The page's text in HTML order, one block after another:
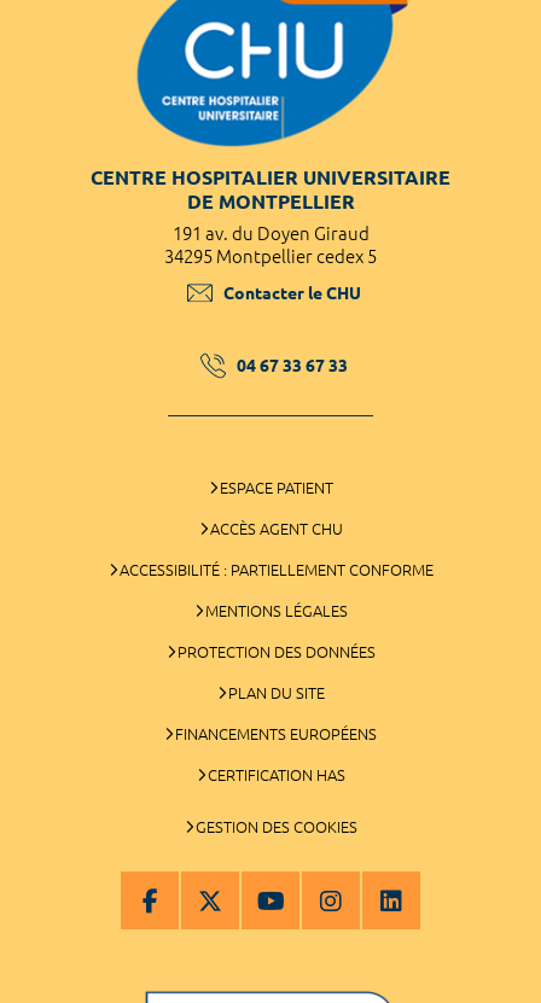
CENTRE HOSPITALIER UNIVERSITAIRE
DE MONTPELLIER
191 av. du Doyen Giraud
34295 Montpellier cedex 5
Contacter le CHU
04 67 33 67 33
ESPACE PATIENT
ACCÈS AGENT CHU
ACCESSIBILITÉ : PARTIELLEMENT CONFORME
MENTIONS LÉGALES
PROTECTION DES DONNÉES
PLAN DU SITE
FINANCEMENTS EUROPÉENS
CERTIFICATION HAS
GESTION DES COOKIES